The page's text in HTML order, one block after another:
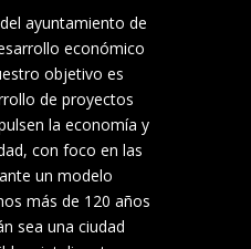
ayuntamiento de
económico
objetivo es
de proyectos
la economía y
con foco en las
un modelo
más de 120 años
sea una ciudad